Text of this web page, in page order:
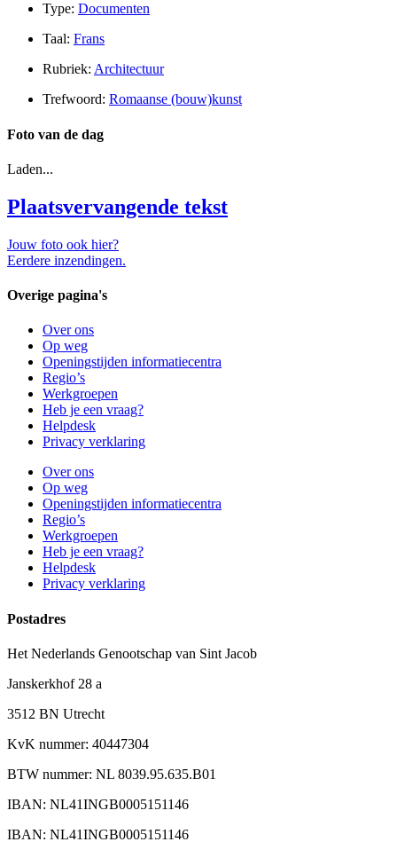
Type: Documenten
Taal: Frans
Rubriek: Architectuur
Trefwoord: Romaanse (bouw)kunst
Foto van de dag
Laden...
Plaatsvervangende tekst
Jouw foto ook hier?
Eerdere inzendingen.
Overige pagina's
Over ons
Op weg
Openingstijden informatiecentra
Regio’s
Werkgroepen
Heb je een vraag?
Helpdesk
Privacy verklaring
Over ons
Op weg
Openingstijden informatiecentra
Regio’s
Werkgroepen
Heb je een vraag?
Helpdesk
Privacy verklaring
Postadres
Het Nederlands Genootschap van Sint Jacob
Janskerkhof 28 a
3512 BN Utrecht
KvK nummer: 40447304
BTW nummer: NL 8039.95.635.B01
IBAN: NL41INGB0005151146
IBAN: NL41INGB0005151146